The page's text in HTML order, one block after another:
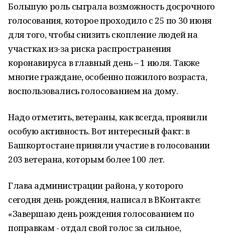
Большую роль сыграла возможность досрочного
голосования, которое проходило с 25 по 30 июня
для того, чтобы снизить скопление людей на
участках из-за риска распространения
коронавируса в главный день – 1 июля. Также
многие граждане, особенно пожилого возраста,
воспользовались голосованием на дому.
Надо отметить, ветераны, как всегда, проявили
особую активность. Вот интересный факт: в
Башкортостане приняли участие в голосовании
203 ветерана, которым более 100 лет.
Глава администрации района, у которого
сегодня день рождения, написал в ВКонтакте:
«Завершаю день рождения голосованием по
поправкам - отдал свой голос за сильное,